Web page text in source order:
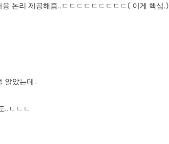
논리 제공해줌..ㄷㄷㄷㄷㄷㄷㄷㄷㄷ( 이게 핵심.)
알았는데..
..ㄷㄷㄷ